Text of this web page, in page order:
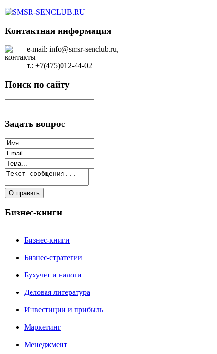
Контактная информация
e-mail: info@smsr-senclub.ru,
т.: +7(475)012-44-02
Поиск по сайту
Задать вопрос
Бизнес-книги
Бизнес-книги
Бизнес-стратегии
Бухучет и налоги
Деловая литература
Инвестиции и прибыль
Маркетинг
Менеджмент